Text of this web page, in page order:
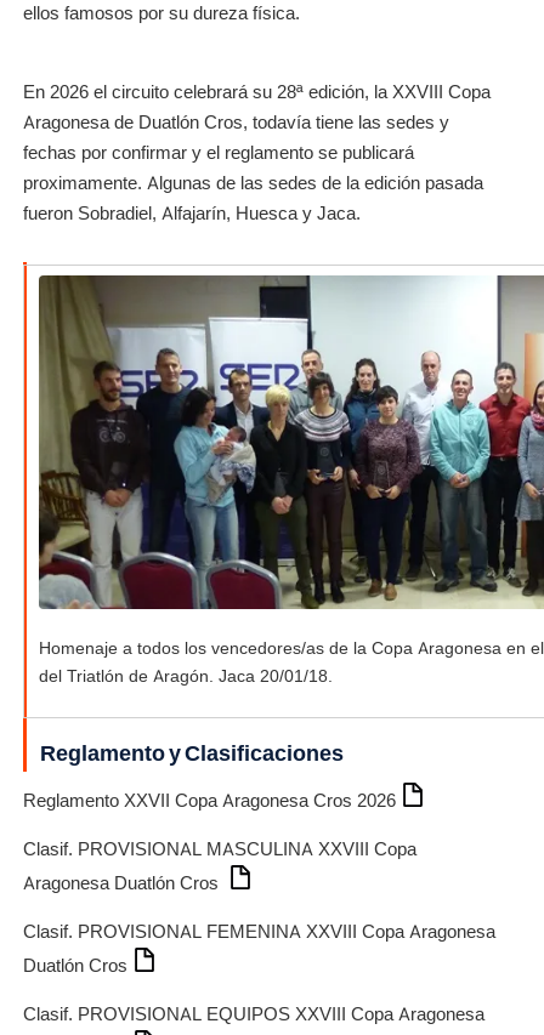
ellos famosos por su dureza física.
En 2026 el circuito celebrará su 28ª edición, la XXVIII Copa
Aragonesa de Duatlón Cros, todavía tiene las sedes y
fechas por confirmar y el reglamento se publicará
proximamente. Algunas de las sedes de la edición pasada
fueron Sobradiel, Alfajarín, Huesca y Jaca.
Homenaje a todos los vencedores/as de la Copa Aragonesa en
del Triatlón de Aragón. Jaca 20/01/18.
Reglamento y Clasificaciones
Reglamento XXVII Copa Aragonesa Cros 2026
Clasif. PROVISIONAL MASCULINA XXVIII Copa
Aragonesa Duatlón Cros
Clasif. PROVISIONAL FEMENINA XXVIII Copa Aragonesa
Duatlón Cros
Clasif. PROVISIONAL EQUIPOS XXVIII Copa Aragonesa